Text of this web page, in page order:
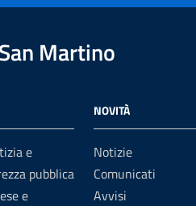
Martino
e
pubblica
e
NOVITÀ
Notizie
Comunicati
Avvisi